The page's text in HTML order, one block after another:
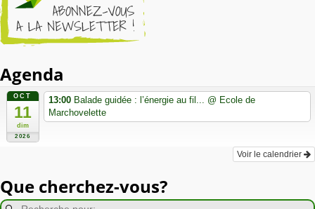
Agenda
OCT
11
dim
2026
13:00 Balade guidée : l’énergie au fil... @ Ecole de
Marchovelette
Voir le calendrier
Que cherchez-vous?